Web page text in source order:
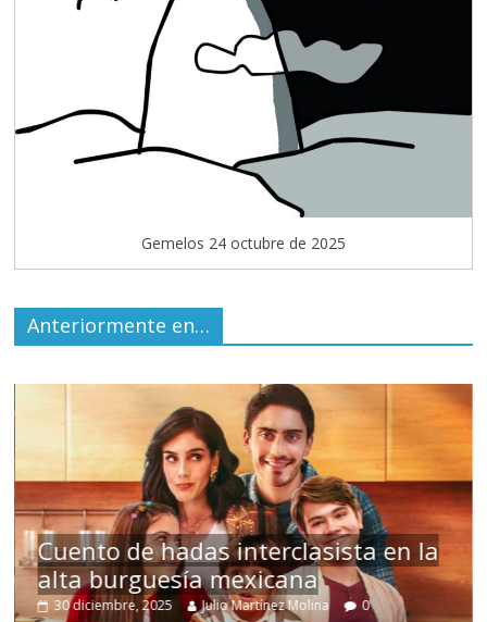
Gemelos 24 octubre de 2025
Anteriormente en…
Cuento de hadas interclasista en la
alta burguesía mexicana
30 diciembre, 2025 Julio Martínez Molina 0